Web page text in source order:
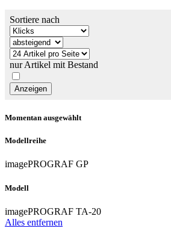
Sortiere nach
nur Artikel mit Bestand
Momentan ausgewählt
Modellreihe
imagePROGRAF GP
Modell
imagePROGRAF TA-20
Alles entfernen